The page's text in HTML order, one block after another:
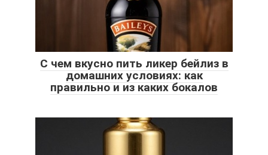
С чем вкусно пить ликер бейлиз в
домашних условиях: как
правильно и из каких бокалов